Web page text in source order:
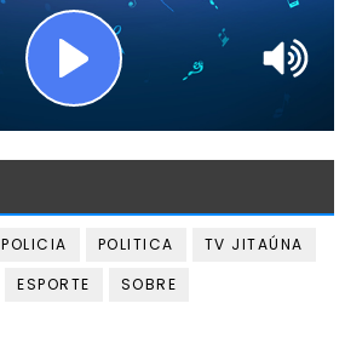
POLICIA POLITICA
TV JITAÚNA
ESPORTE
SOBRE